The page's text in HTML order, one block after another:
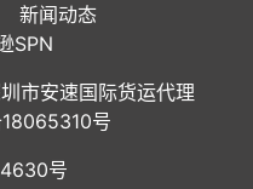
新闻动态
SPN
市安速国际货运代理
号
号